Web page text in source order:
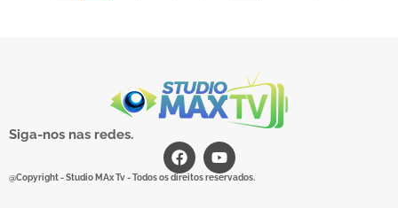
Siga-nos nas redes.
@Copyright - Studio MAx Tv - Todos os direitos reservados.